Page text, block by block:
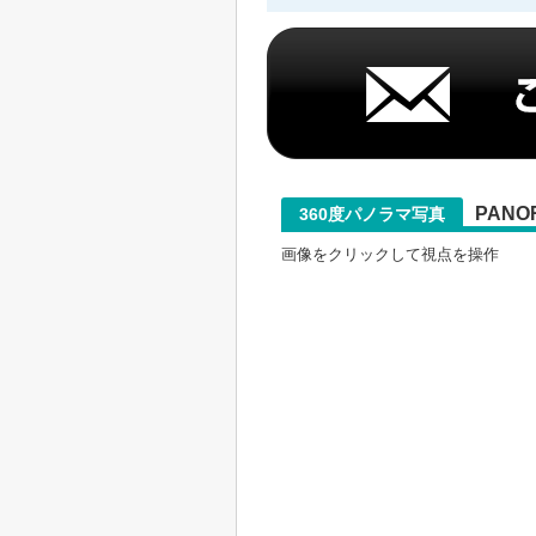
360度パノラマ写真
画像をクリックして視点を操作